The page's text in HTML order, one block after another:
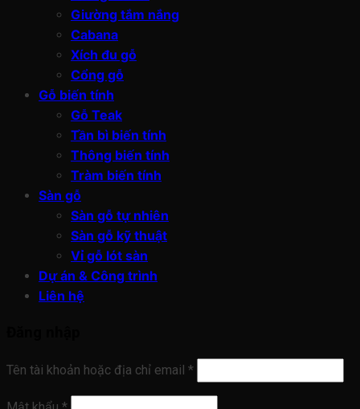
Giường tắm nắng
Cabana
Xích đu gỗ
Cổng gỗ
Gỗ biến tính
Gỗ Teak
Tần bì biến tính
Thông biến tính
Tràm biến tính
Sàn gỗ
Sàn gỗ tự nhiên
Sàn gỗ kỹ thuật
Vỉ gỗ lót sàn
Dự án & Công trình
Liên hệ
Tên tài khoản hoặc địa chỉ email *